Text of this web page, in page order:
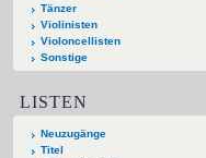
Tänzer
Violinisten
Violoncellisten
Sonstige
LISTEN
Neuzugänge
Titel